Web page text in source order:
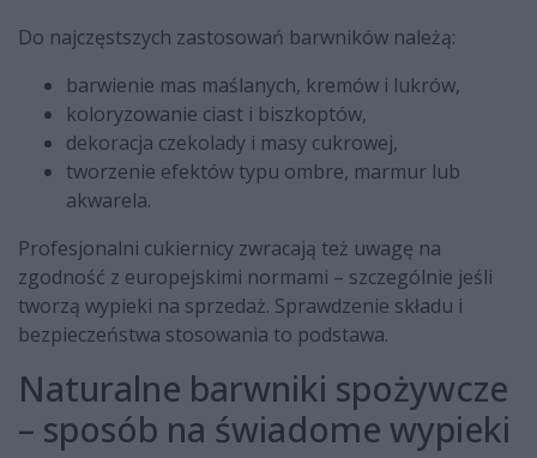
Do najczęstszych zastosowań barwników należą:
barwienie mas maślanych, kremów i lukrów,
koloryzowanie ciast i biszkoptów,
dekoracja czekolady i masy cukrowej,
tworzenie efektów typu ombre, marmur lub
akwarela.
Profesjonalni cukiernicy zwracają też uwagę na
zgodność z europejskimi normami – szczególnie jeśli
tworzą wypieki na sprzedaż. Sprawdzenie składu i
bezpieczeństwa stosowania to podstawa.
Naturalne barwniki spożywcze
– sposób na świadome wypieki